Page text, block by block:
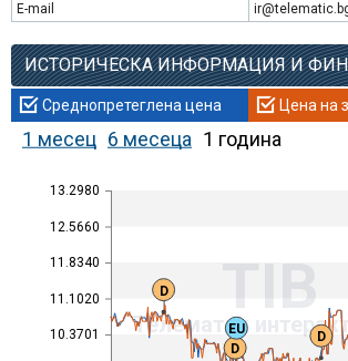
E-mail
Среднопретеглена цена Цена на
1 месец 6 месеца 1 година
10.3701
11.1020
11.8340
12.5660
13.2980
TIB
Телематик
D
D
EU
D